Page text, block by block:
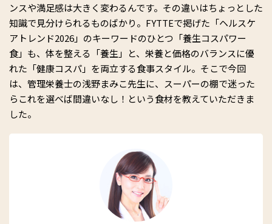
ンスや満足感は大きく変わるんです。その違いはちょっとした
知識で見分けられるものばかり。FYTTEで掲げた「ヘルスケ
アトレンド2026」のキーワードのひとつ「養生コスパワー
食」も、体を整える「養生」と、栄養と価格のバランスに優
れた「健康コスパ」を両立する食事スタイル。そこで今回
は、管理栄養士の浅野まみこ先生に、スーパーの棚で迷った
らこれを選べば間違いなし！という食材を教えていただきま
した。